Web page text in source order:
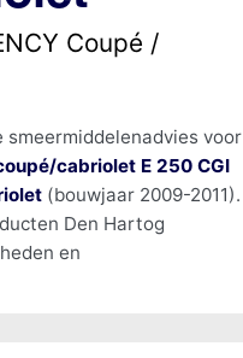
Coupé /
voor
cabriolet E 250 CGI
(bouwjaar 2009-2011).
Den Hartog
en